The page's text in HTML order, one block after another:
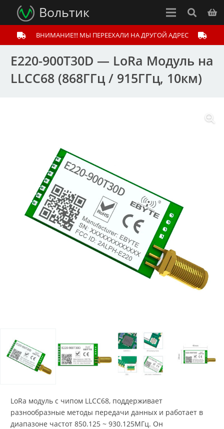
Вольтик
ВНИМАНИЕ!!! МЫ ПЕРЕЕХАЛИ НА ДРУГОЙ АДРЕС
E220-900T30D — LoRa Модуль на
LLCC68 (868ГГц / 915ГГц, 10км)
LoRa модуль с чипом LLCC68, поддерживает
разнообразные методы передачи данных и работает в
диапазоне частот 850.125 ~ 930.125МГц. Он